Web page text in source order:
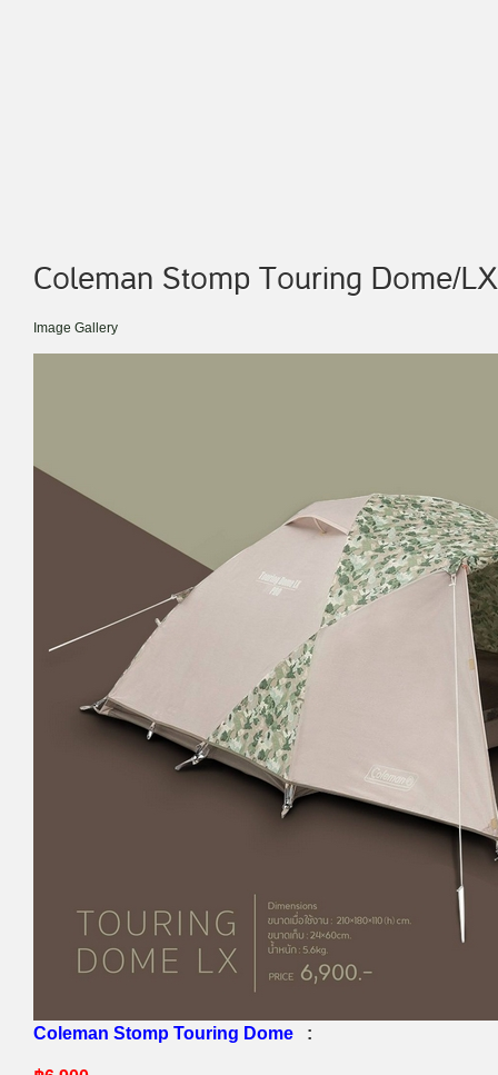
Coleman Stomp Touring Dome/LX
Image Gallery
Coleman Stomp Touring Dome :